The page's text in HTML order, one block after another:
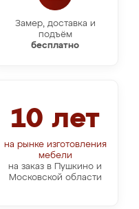
Замер, доставка и
подъём
бесплатно
10 лет
на рынке изготовления
мебели
на заказ в Пушкино и
Московской области